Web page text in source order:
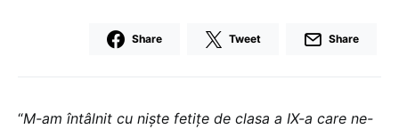
Share Tweet Share
“M-am întâlnit cu niște fetițe de clasa a IX-a care ne-